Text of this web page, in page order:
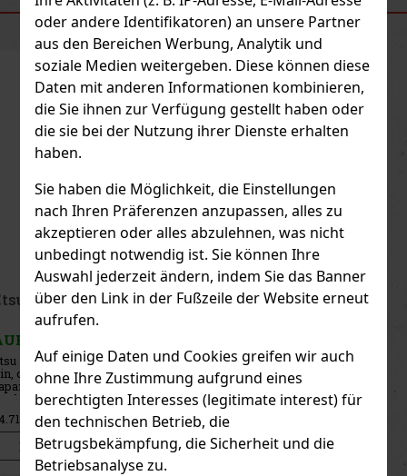
oder andere Identifikatoren) an unsere Partner
aus den Bereichen Werbung, Analytik und
soziale Medien weitergeben. Diese können diese
Daten mit anderen Informationen kombinieren,
die Sie ihnen zur Verfügung gestellt haben oder
die sie bei der Nutzung ihrer Dienste erhalten
haben.
Sie haben die Möglichkeit, die Einstellungen
nach Ihren Präferenzen anzupassen, alles zu
akzeptieren oder alles abzulehnen, was nicht
unbedingt notwendig ist. Sie können Ihre
Auswahl jederzeit ändern, indem Sie das Banner
über den Link in der Fußzeile der Website erneut
aufrufen.
Auf einige Daten und Cookies greifen wir auch
ohne Ihre Zustimmung aufgrund eines
berechtigten Interesses (legitimate interest) für
den technischen Betrieb, die
Betrugsbekämpfung, die Sicherheit und die
Betriebsanalyse zu.
ÄHNLICHE PRODUKTE
Marsen Gin Pink 38% 0,7 l + Glas
AUF LAGER
Marsen Gin Pink ist ein handdestillierter Gin, der die klassische
Gin-Struktur mit sanften Fruchtnoten von Walderdbeeren und
Himbeeren verbindet. Die Basis bildet eine sorgfältig
ausgewogene Mischung aus 14 Kräutern und Gewürzen, die ein
harmonisches
20.66€ ohne VAT
Bestellen